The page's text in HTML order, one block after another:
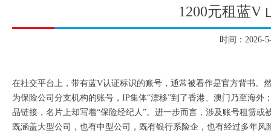
时间：2026-
在社交平台上，带有蓝V认证标识的账号，通常被看作是官方背书
为保险公司分支机构的账号，IP集体“漂移”到了香港、澳门乃至海
品链接，名片上却写着“保险经纪人”。进一步而言，涉及账号租赁
既涵盖大型公司，也有中型公司，既有银行系险企，也有经过多年风
1200元租蓝V